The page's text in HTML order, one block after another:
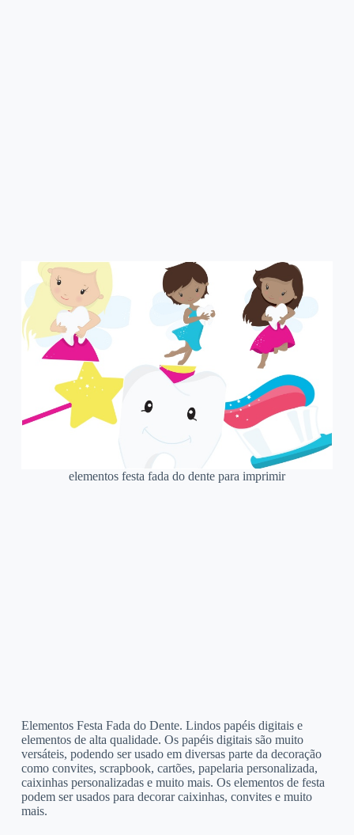
elementos festa fada do dente para imprimir
Elementos Festa Fada do Dente. Lindos papéis digitais e
elementos de alta qualidade. Os papéis digitais são muito
versáteis, podendo ser usado em diversas parte da decoração
como convites, scrapbook, cartões, papelaria personalizada,
caixinhas personalizadas e muito mais. Os elementos de festa
podem ser usados para decorar caixinhas, convites e muito
mais.